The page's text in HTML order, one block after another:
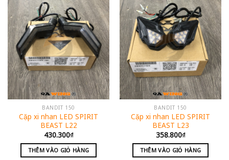
BANDIT 150
Cặp xi nhan LED SPIRIT
BEAST L22
430.300₫
THÊM VÀO GIỎ HÀNG
BANDIT 150
Cặp xi nhan LED SPIRIT
BEAST L23
358.800₫
THÊM VÀO GIỎ HÀNG